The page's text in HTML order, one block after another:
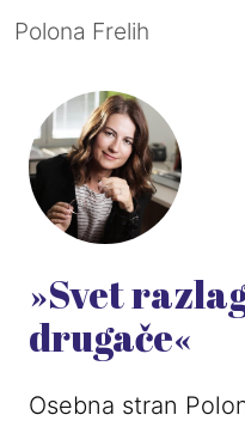
Polona Frelih
»Svet
drugače«
Osebna stran